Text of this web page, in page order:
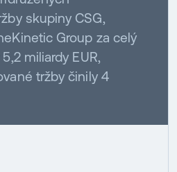
skupiny CSG,
Group za celý
miliardy EUR,
tržby činily 4